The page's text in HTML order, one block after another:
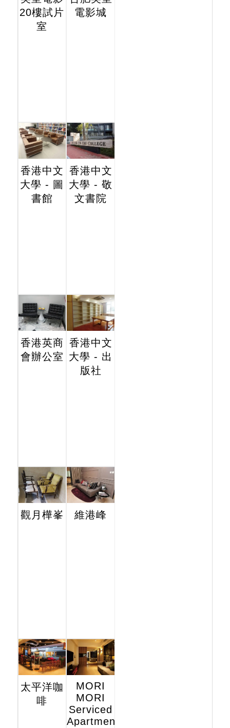
20樓試片
室
電影城
香港中文
大學 - 圖
書館
香港中文
大學 - 敬
文書院
香港英商
會辦公室
香港中文
大學 - 出
版社
觀月樺峯 維港峰
太平洋咖
啡
MORI
MORI
Serviced
Apartments